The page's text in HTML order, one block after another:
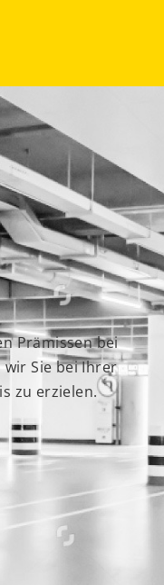
Prämissen bei
Sie bei Ihrer
zu erzielen.